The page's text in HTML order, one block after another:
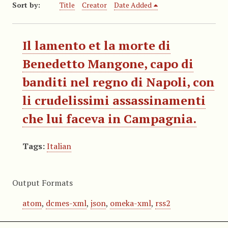
Sort by: Title Creator Date Added
Il lamento et la morte di
Benedetto Mangone, capo di
banditi nel regno di Napoli, con
li crudelissimi assassinamenti
che lui faceva in Campagnia.
Tags:Italian
Output Formats
atom, dcmes-xml, json, omeka-xml, rss2